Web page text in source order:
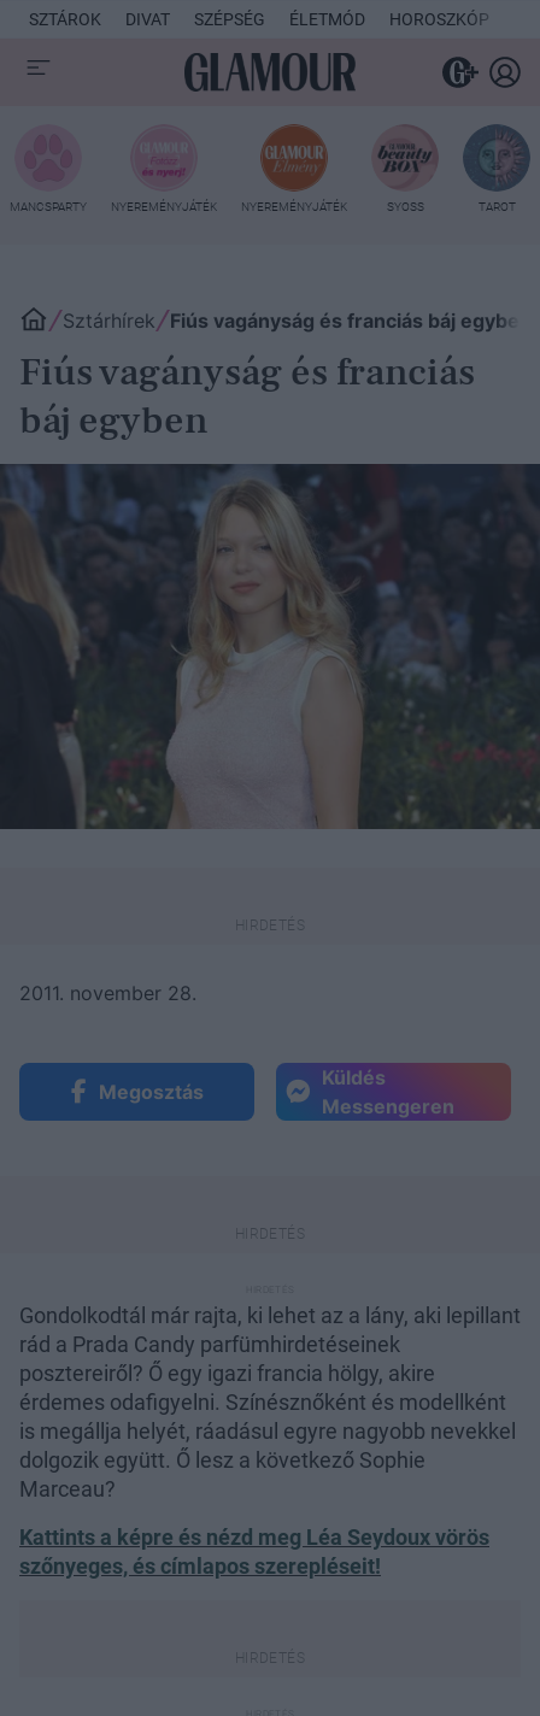
SZTÁROK DIVAT SZÉPSÉG ÉLETMÓD HOROSZKÓP
MANCSPARTY NYEREMÉNYJÁTÉK NYEREMÉNYJÁTÉK SYOSS TAROT
Sztárhírek Fiús vagányság és franciás báj egyben
Fiús vagányság és franciás
báj egyben
2011. november 28.
Megosztás
Küldés
Messengeren
Gondolkodtál már rajta, ki lehet az a lány, aki lepillant
rád a Prada Candy parfümhirdetéseinek
posztereiről? Ő egy igazi francia hölgy, akire
érdemes odafigyelni. Színésznőként és modellként
is megállja helyét, ráadásul egyre nagyobb nevekkel
dolgozik együtt. Ő lesz a következő Sophie
Marceau?
Kattints a képre és nézd meg Léa Seydoux vörös
szőnyeges, és címlapos szerepléseit!